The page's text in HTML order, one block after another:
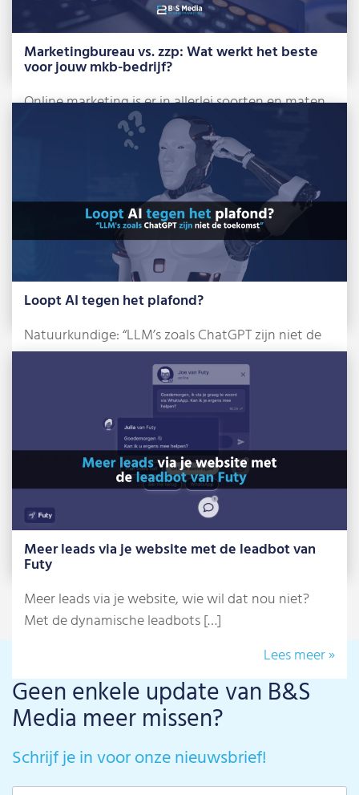
Marketingbureau vs. zzp: Wat werkt het beste
voor jouw mkb-bedrijf?
Online marketing is er in allerlei soorten en maten.
Denk aan websiteteksten, video’s en […]
Loopt AI tegen het plafond?
Natuurkundige: “LLM’s zoals ChatGPT zijn niet de
toekomst” Het algoritme van YouTube gaf me […]
Meer leads via je website met de leadbot van
Futy
Meer leads via je website, wie wil dat nou niet?
Met de dynamische leadbots […]
Lees meer »
Geen enkele update van B&S
Media meer missen?
Schrijf je in voor onze nieuwsbrief!